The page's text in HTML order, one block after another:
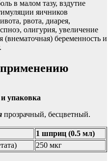
в малом тазу, вздутие
яичников
рвота, диарея,
олигурия, увеличение
(внематочная) беременность и
упаковка
прозрачный, бесцветный.
1 шприц (0.5 мл)
250 мкг